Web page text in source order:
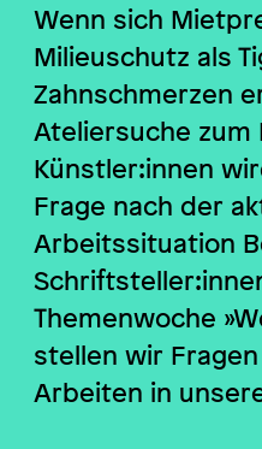
Wenn sich
Milieuschutz als
Zahnschmerzen
Ateliersuche
Künstler:innen
Frage nach der
Arbeitssituation
Themenwoche
stellen wir
Arbeiten in